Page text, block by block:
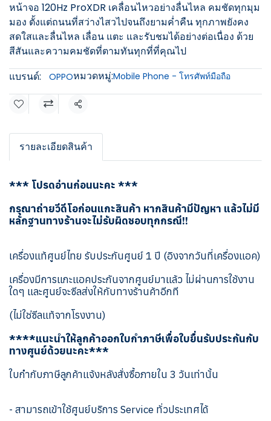
หน้าจอ 120Hz ProXDR เคลื่อนไหวอย่างลื่นไหล คมชัดทุกมุม
มอง ตั้งแต่ถนนที่สว่างไสวไปจนถึงยามค่ำคืน ทุกภาพยังคง
สดใสและลื่นไหล เลื่อน แตะ และรับชมได้อย่างต่อเนื่อง ด้วย
สีสันและความคมชัดที่ตามทันทุกที่ที่คุณไป
แบรนด์:
OPPOหมวดหมู่:Mobile Phone - โทรศัพท์มือถือ
แชร์
รายละเอียดสินค้า
*** โปรดอ่านก่อนนะคะ ***
กรุณาถ่ายวีดีโอก่อนแกะสินค้า หากสินค้ามีปัญหา แล้วไม่มี
หลักฐานทางร้านจะไม่รับผิดชอบทุกกรณี!!
เครื่องแท้ศูนย์ไทย รับประกันศูนย์ 1 ปี (อิงจากวันที่เครื่องแอค)
เครื่องมีการแกะแอคประกันจากศูนย์มาแล้ว ไม่ผ่านการใช้งาน
ใดๆ และศูนย์จะซีลส่งให้กับทางร้านค้าอีกที
(ไม่ใช่ซีลแท้จากโรงงาน)
****แนะนำให้ลูกค้าออกใบกำภาษีเพื่อใบยื่นรับประกันกับ
ทางศูนย์ด้วยนะคะ***
ใบกำกับภาษีลูกค้าแจ้งหลังสั่งซื้อภายใน 3 วันเท่านั้น
- สามารถเข้าใช้ศูนย์บริการ Service ทั่วประเทศได้